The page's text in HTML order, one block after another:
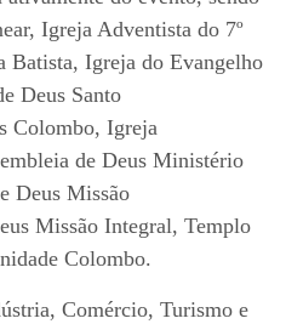
Igreja Adventista do 7º
Batista, Igreja do Evangelho
Deus Santo
Colombo, Igreja
de Deus Ministério
Deus Missão
Missão Integral, Templo
Colombo.
Comércio, Turismo e